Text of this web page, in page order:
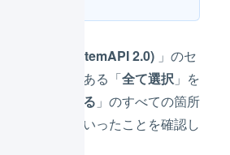
商品API 2.0 (ItemAPI 2.0) 」のセ
クションの下にある「全て選択 」を
利用する 」のすべての箇所
にチェックがはいったことを確認し